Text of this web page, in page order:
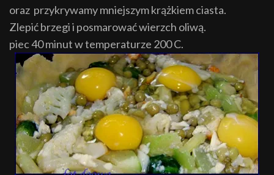
oraz przykrywamy mniejszym krążkiem ciasta.
Zlepić brzegi i posmarować wierzch oliwą.
piec 40 minut w temperaturze 200 C.